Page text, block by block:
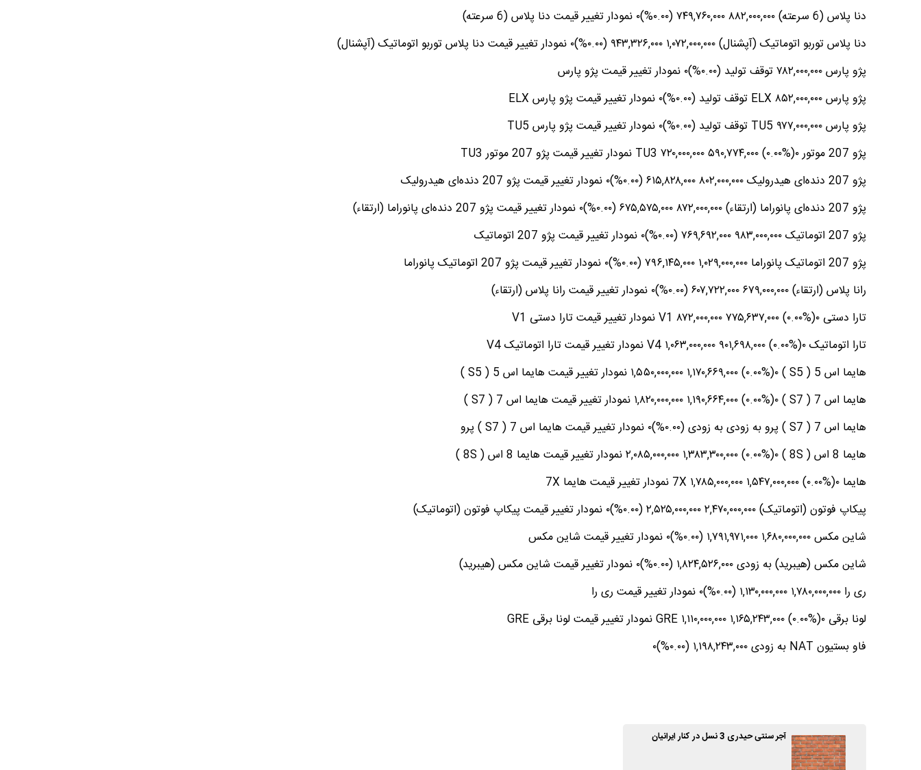
دنا پلاس (6 سرعته) ۸۸۲,۰۰۰,۰۰۰ ۷۴۹,۷۶۰,۰۰۰ (۰.۰۰%)۰ نمودار تغییر قیمت دنا پلاس (6 سرعته)
دنا پلاس توربو اتوماتیک (آپشنال) ۱,۰۷۲,۰۰۰,۰۰۰ ۹۴۳,۳۲۶,۰۰۰ (۰.۰۰%)۰ نمودار تغییر قیمت دنا پلاس توربو اتوماتیک (آپشنال)
پژو پارس ۷۸۲,۰۰۰,۰۰۰ توقف تولید (۰.۰۰%)۰ نمودار تغییر قیمت پژو پارس
پژو پارس ELX ۸۵۲,۰۰۰,۰۰۰ توقف تولید (۰.۰۰%)۰ نمودار تغییر قیمت پژو پارس ELX
پژو پارس TU5 ۹۷۷,۰۰۰,۰۰۰ توقف تولید (۰.۰۰%)۰ نمودار تغییر قیمت پژو پارس TU5
پژو 207 موتور TU3 ۷۲۰,۰۰۰,۰۰۰ ۵۹۰,۷۷۴,۰۰۰ (۰.۰۰%)۰ نمودار تغییر قیمت پژو 207 موتور TU3
پژو 207 دنده‌ای هیدرولیک ۸۰۲,۰۰۰,۰۰۰ ۶۱۵,۸۲۸,۰۰۰ (۰.۰۰%)۰ نمودار تغییر قیمت پژو 207 دنده‌ای هیدرولیک
پژو 207 دنده‌ای پانوراما (ارتقاء) ۸۷۲,۰۰۰,۰۰۰ ۶۷۵,۵۷۵,۰۰۰ (۰.۰۰%)۰ نمودار تغییر قیمت پژو 207 دنده‌ای پانوراما (ارتقاء)
پژو 207 اتوماتیک ۹۸۳,۰۰۰,۰۰۰ ۷۶۹,۶۹۲,۰۰۰ (۰.۰۰%)۰ نمودار تغییر قیمت پژو 207 اتوماتیک
پژو 207 اتوماتیک پانوراما ۱,۰۲۹,۰۰۰,۰۰۰ ۷۹۶,۱۴۵,۰۰۰ (۰.۰۰%)۰ نمودار تغییر قیمت پژو 207 اتوماتیک پانوراما
رانا پلاس (ارتقاء) ۶۷۹,۰۰۰,۰۰۰ ۶۰۷,۷۲۲,۰۰۰ (۰.۰۰%)۰ نمودار تغییر قیمت رانا پلاس (ارتقاء)
تارا دستی V1 ۸۷۲,۰۰۰,۰۰۰ ۷۷۵,۶۳۷,۰۰۰ (۰.۰۰%)۰ نمودار تغییر قیمت تارا دستی V1
تارا اتوماتیک V4 ۱,۰۶۳,۰۰۰,۰۰۰ ۹۰۱,۶۹۸,۰۰۰ (۰.۰۰%)۰ نمودار تغییر قیمت تارا اتوماتیک V4
هایما اس 5 ( S5 ) ۱,۵۵۰,۰۰۰,۰۰۰ ۱,۱۷۰,۶۶۹,۰۰۰ (۰.۰۰%)۰ نمودار تغییر قیمت هایما اس 5 ( S5 )
هایما اس 7 ( S7 ) ۱,۸۲۰,۰۰۰,۰۰۰ ۱,۱۹۰,۶۶۴,۰۰۰ (۰.۰۰%)۰ نمودار تغییر قیمت هایما اس 7 ( S7 )
هایما اس 7 ( S7 ) پرو به زودی به زودی (۰.۰۰%)۰ نمودار تغییر قیمت هایما اس 7 ( S7 ) پرو
هایما 8 اس ( 8S ) ۲,۰۸۵,۰۰۰,۰۰۰ ۱,۳۸۳,۳۰۰,۰۰۰ (۰.۰۰%)۰ نمودار تغییر قیمت هایما 8 اس ( 8S )
هایما 7X ۱,۷۸۵,۰۰۰,۰۰۰ ۱,۵۴۷,۰۰۰,۰۰۰ (۰.۰۰%)۰ نمودار تغییر قیمت هایما 7X
پیکاپ فوتون (اتوماتیک) ۲,۴۷۰,۰۰۰,۰۰۰ ۲,۵۲۵,۰۰۰,۰۰۰ (۰.۰۰%)۰ نمودار تغییر قیمت پیکاپ فوتون (اتوماتیک)
شاین مکس ۱,۶۸۰,۰۰۰,۰۰۰ ۱,۷۹۱,۹۷۱,۰۰۰ (۰.۰۰%)۰ نمودار تغییر قیمت شاین مکس
شاین مکس (هیبرید) به زودی ۱,۸۲۴,۵۲۶,۰۰۰ (۰.۰۰%)۰ نمودار تغییر قیمت شاین مکس (هیبرید)
ری را ۱,۷۸۰,۰۰۰,۰۰۰ ۱,۱۳۰,۰۰۰,۰۰۰ (۰.۰۰%)۰ نمودار تغییر قیمت ری را
لونا برقی GRE ۱,۱۱۰,۰۰۰,۰۰۰ ۱,۱۶۵,۲۴۳,۰۰۰ (۰.۰۰%)۰ نمودار تغییر قیمت لونا برقی GRE
فاو بستیون NAT به زودی ۱,۱۹۸,۲۴۳,۰۰۰ (۰.۰۰%)۰
آجر سنتی حیدری 3 نسل در کنار ایرانیان